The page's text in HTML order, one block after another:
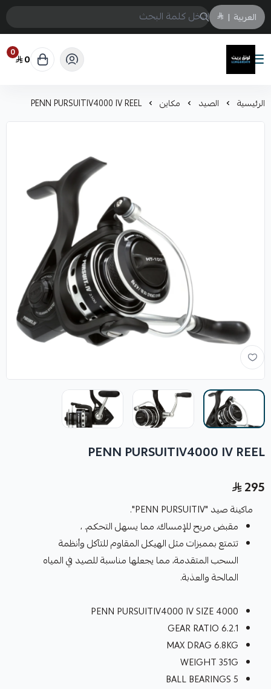
العربية |
لونق بريث
0 0
الرئيسية الصيد مكاين PENN PURSUITIV4000 IV REEL
PENN PURSUITIV4000 IV REEL
295
ماكينة صيد "PENN PURSUITIV".
مقبض مريح للإمساك، مما يسهل التحكم. ،
تتمتع بمميزات مثل الهيكل المقاوم للتآكل وأنظمة
السحب المتقدمة، مما يجعلها مناسبة للصيد في المياه
المالحة والعذبة.
PENN PURSUITIV4000 IV SIZE 4000
GEAR RATIO 6.2.1
MAX DRAG 6.8KG
WEIGHT 351G
BALL BEARINGS 5